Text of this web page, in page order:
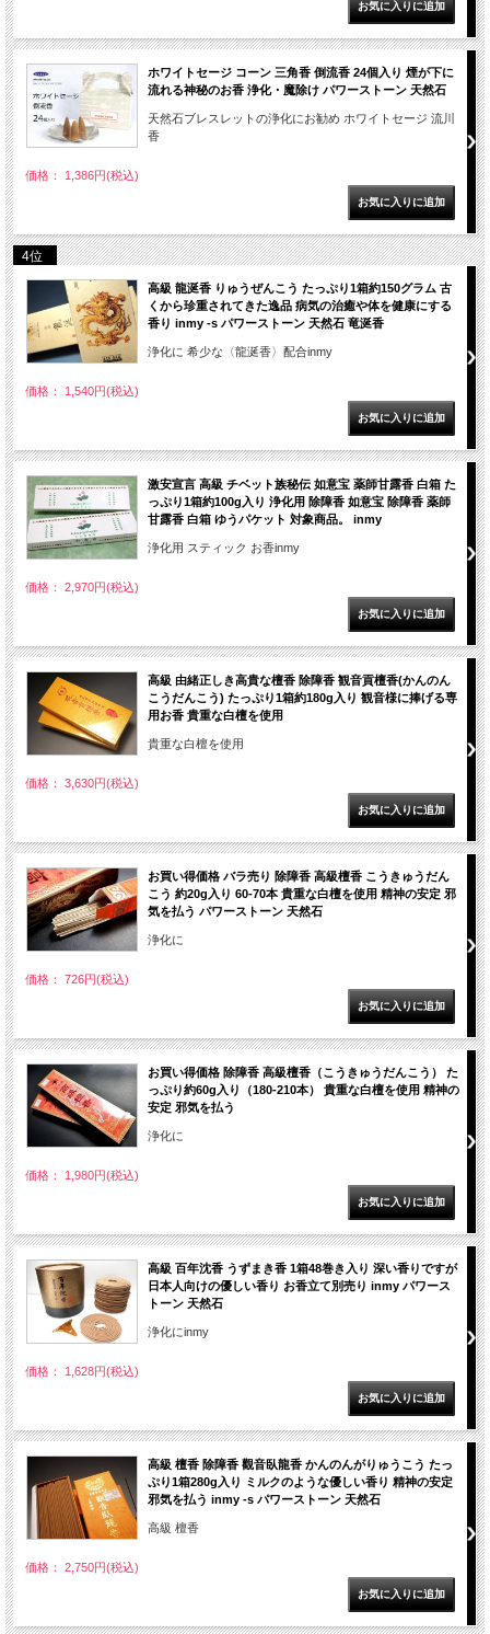
ホワイトセージ コーン 三角香 倒流香 24個入り 煙が下に
流れる神秘のお香 浄化・魔除け パワーストーン 天然石
天然石ブレスレットの浄化にお勧め ホワイトセージ 流川
香
価格： 1,386円(税込)
4位
高級 龍涎香 りゅうぜんこう たっぷり1箱約150グラム 古
くから珍重されてきた逸品 病気の治癒や体を健康にする
香り inmy -s パワーストーン 天然石 竜涎香
浄化に 希少な〈龍涎香〉配合inmy
価格： 1,540円(税込)
激安宣言 高級 チベット族秘伝 如意宝 薬師甘露香 白箱 た
っぷり1箱約100g入り 浄化用 除障香 如意宝 除障香 薬師
甘露香 白箱 ゆうパケット 対象商品。 inmy
浄化用 スティック お香inmy
価格： 2,970円(税込)
高級 由緒正しき高貴な檀香 除障香 観音貢檀香(かんのん
こうだんこう) たっぷり1箱約180g入り 観音様に捧げる専
用お香 貴重な白檀を使用
貴重な白檀を使用
価格： 3,630円(税込)
お買い得価格 バラ売り 除障香 高級檀香 こうきゅうだん
こう 約20g入り 60-70本 貴重な白檀を使用 精神の安定 邪
気を払う パワーストーン 天然石
浄化に
価格： 726円(税込)
お買い得価格 除障香 高級檀香（こうきゅうだんこう） た
っぷり約60g入り（180-210本） 貴重な白檀を使用 精神の
安定 邪気を払う
浄化に
価格： 1,980円(税込)
高級 百年沈香 うずまき香 1箱48巻き入り 深い香りですが
日本人向けの優しい香り お香立て別売り inmy パワース
トーン 天然石
浄化にinmy
価格： 1,628円(税込)
高級 檀香 除障香 觀音臥龍香 かんのんがりゅうこう たっ
ぷり1箱280g入り ミルクのような優しい香り 精神の安定
邪気を払う inmy -s パワーストーン 天然石
高級 檀香
価格： 2,750円(税込)